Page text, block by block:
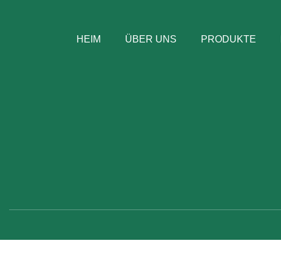
HEIM ÜBER UNS PRODUKTE